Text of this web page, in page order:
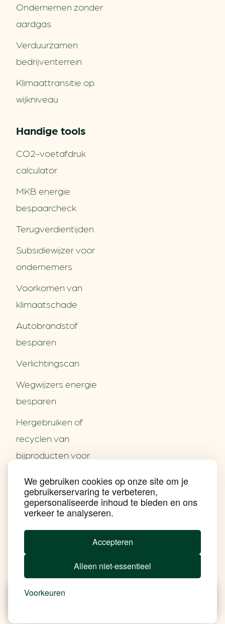
We gebruiken cookies op onze site om je
gebruikerservaring te verbeteren,
gepersonaliseerde inhoud te bieden en ons
verkeer te analyseren.
Accepteren
Alleen niet-essentieel
Voorkeuren
Partners
Contact
Nieuws
Praktijkverhalen
Events
Nieuwsbrief
Achtergrond klimaatverandering
Beprijzing van CO2
Verduurzamen bedrijventerrein
Ondernemen zonder
aardgas
Verduurzamen
bedrijventerrein
Klimaattransitie op
wijkniveau
Handige tools
CO2-voetafdruk
calculator
MKB energie
bespaarcheck
Terugverdien­tijden
Subsidiewijzer voor
ondernemers
Voorkomen van
klimaatschade
Autobrandstof
besparen
Verlichtingscan
Wegwijzers energie
besparen
Hergebruiken of
recyclen van
bijproducten voor
Energie besparen op
uw PC
Privacy & Disclaimer